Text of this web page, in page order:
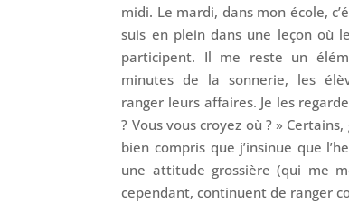
midi. Le mardi, dans mon école,
suis en plein dans une leçon où
participent. Il me reste un
minutes de la sonnerie, les
ranger leurs affaires. Je les
? Vous vous croyez où ? »
bien compris que j’insinue que
une attitude grossière (qui me
cependant, continuent de ranger